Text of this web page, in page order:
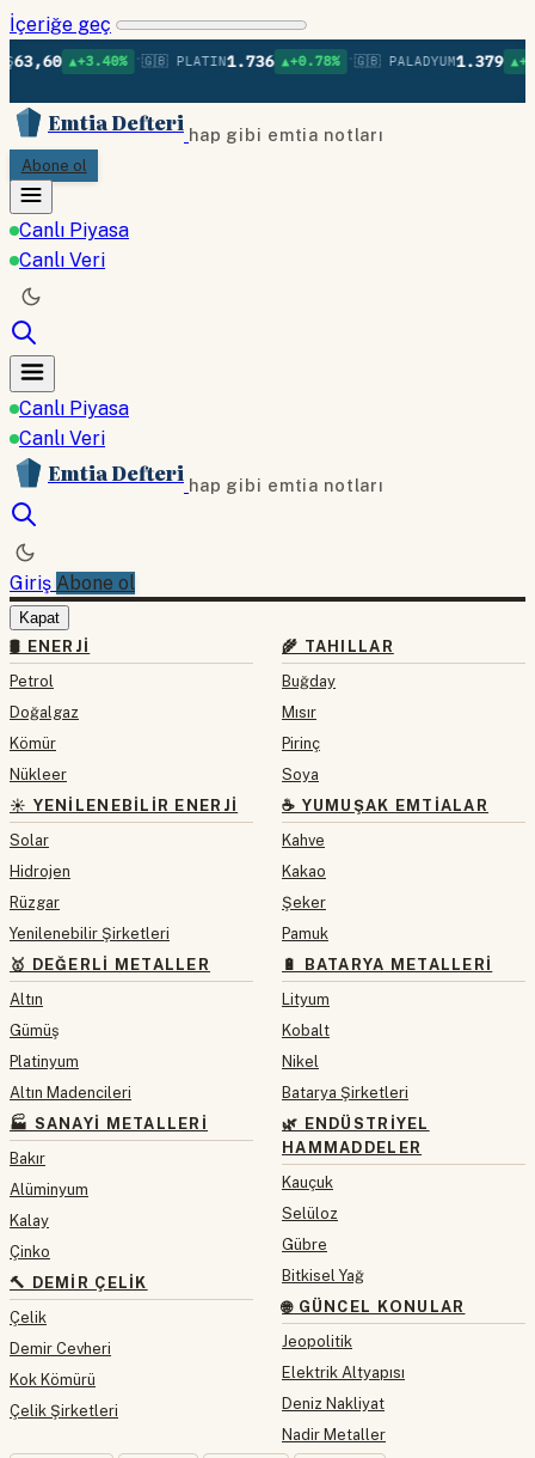
İçeriğe geç
▲+3.40% •🇬🇧 PLATIN 1.736 ▲+0.78% •🇬🇧 PALADYUM1.379 ▲+0.75% •
Emtia Defteri hap gibi emtia notları
Abone ol
Canlı Piyasa
Canlı Veri
Canlı Piyasa
Canlı Veri
Emtia Defteri hap gibi emtia notları
Giriş Abone ol
Kapat
🛢 ENERJI
Petrol
Doğalgaz
Kömür
Nükleer
☀️ YENILENEBILIR ENERJI
Solar
Hidrojen
Rüzgar
Yenilenebilir Şirketleri
🥇 DEĞERLI METALLER
Altın
Gümüş
Platinyum
Altın Madencileri
🏭 SANAYI METALLERI
Bakır
Alüminyum
Kalay
Çinko
🔨 DEMIR ÇELIK
Çelik
Demir Cevheri
Kok Kömürü
Çelik Şirketleri
🌾 TAHILLAR
Buğday
Mısır
Pirinç
Soya
☕ YUMUŞAK EMTIALAR
Kahve
Kakao
Şeker
Pamuk
🔋 BATARYA METALLERI
Lityum
Kobalt
Nikel
Batarya Şirketleri
🌿 ENDÜSTRIYEL
HAMMADDELER
Kauçuk
Selüloz
Gübre
Bitkisel Yağ
🌐 GÜNCEL KONULAR
Jeopolitik
Elektrik Altyapısı
Deniz Nakliyat
Nadir Metaller